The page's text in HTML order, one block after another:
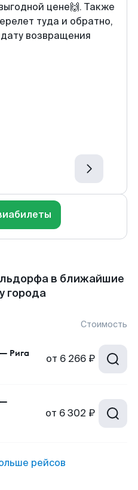
цене🙌. Также
туда и обратно,
возвращения
в ближайшие
города
Стоимость
Рига от 6 266 ₽
от 6 302 ₽
рейсов